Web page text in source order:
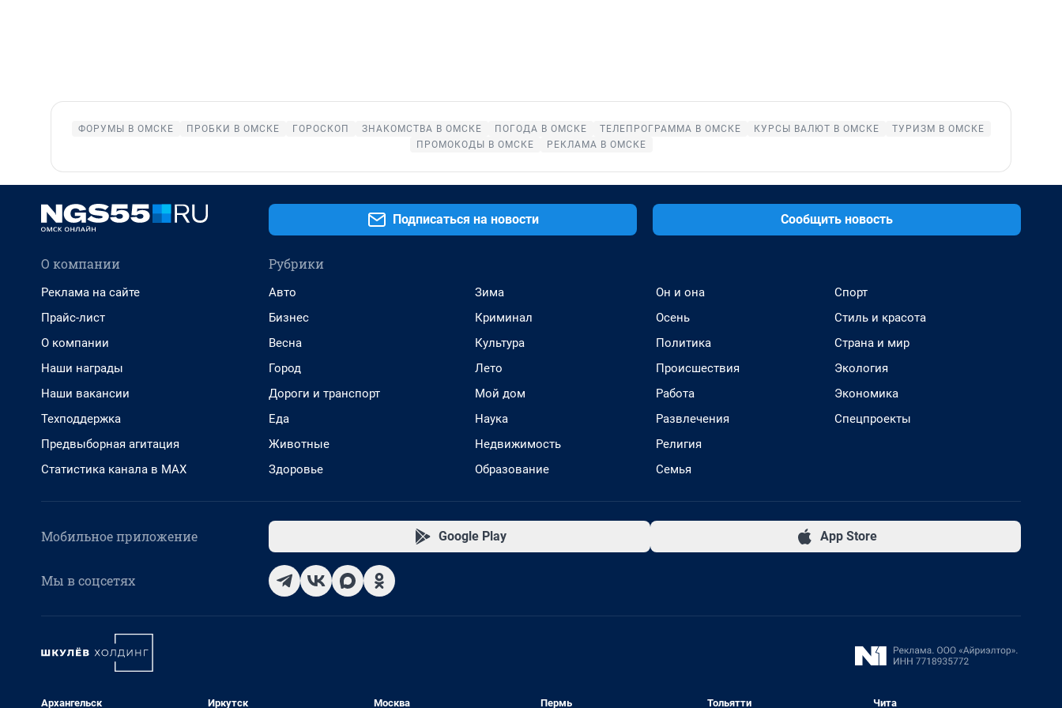
ФОРУМЫ В ОМСКЕ ПРОБКИ В ОМСКЕ ГОРОСКОП ЗНАКОМСТВА В ОМСКЕ ПОГОДА В ОМСКЕ ТЕЛЕПРОГРАММА В ОМСКЕ КУРСЫ ВАЛЮТ В ОМСКЕ
ТУРИЗМ В ОМСКЕ
ПРОМОКОДЫ В ОМСКЕ
РЕКЛАМА В ОМСКЕ
Подписаться на новости Сообщить новость
О компании
Реклама на сайте
Прайс-лист
О компании
Наши награды
Наши вакансии
Техподдержка
Предвыборная агитация
Статистика канала в MAX
Рубрики
Авто
Бизнес
Весна
Город
Дороги и транспорт
Еда
Животные
Здоровье
Зима
Криминал
Культура
Лето
Мой дом
Наука
Недвижимость
Образование
Он и она
Осень
Политика
Происшествия
Работа
Развлечения
Религия
Семья
Спорт
Стиль и красота
Страна и мир
Экология
Экономика
Спецпроекты
Мобильное приложение Google Play App Store
Мы в соцсетях
Архангельск Иркутск Москва Пермь Тольятти Чита